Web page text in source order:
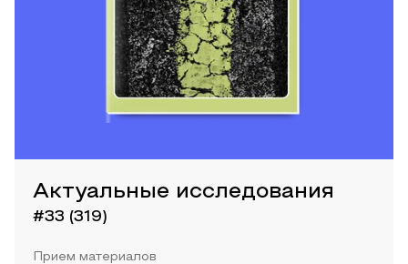
Актуальные исследования
#33 (319)
Прием материалов